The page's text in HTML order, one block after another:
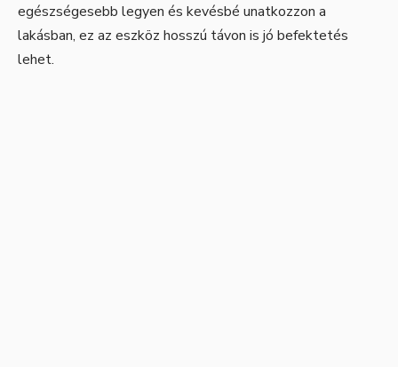
egészségesebb legyen és kevésbé unatkozzon a
lakásban, ez az eszköz hosszú távon is jó befektetés
lehet.